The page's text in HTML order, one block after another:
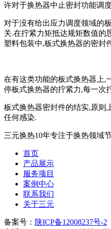
许对于换热器中止密封功能调
对于没有给出应力调度领域的
关.在拧紧力矩抵达规矩数值的
塑料包装中,板式换热器的密封
在有这类功能的板式换热器上,
停板式换热器的拧紧力,每一次
板式换热器密封件的结实,原则
任何感染.
三元换热10年专注于换热领域
首页
产品展示
服务项目
案例中心
联系我们
关于三元
备案号： 陕ICP备12008237号-2